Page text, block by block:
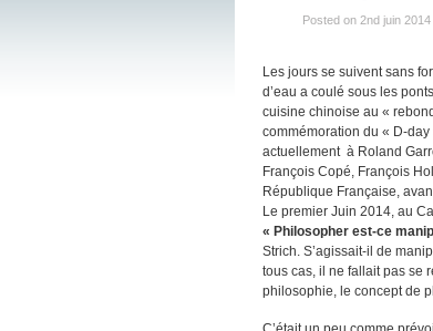
Posted on 2nd juin
Les jours se suivent sans
d’eau a coulé sous les
cuisine chinoise au «
commémoration du « D-
actuellement à Roland
François Copé, François
République Française,
Le premier Juin 2014, au
« Philosopher est-ce
Strich. S’agissait-il de
tous cas, il ne fallait pas se
philosophie, le concept de